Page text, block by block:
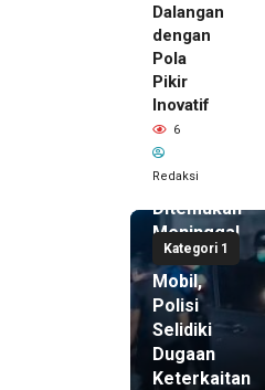
Dalangan
dengan
Pola
Pikir
Inovatif
6
Redaksi
Kategori 1
1 hari lalu
Pemilik
Royal
Phone
Ditemukan
Meninggal
di Dalam
Mobil,
Polisi
Selidiki
Dugaan
Keterkaitan